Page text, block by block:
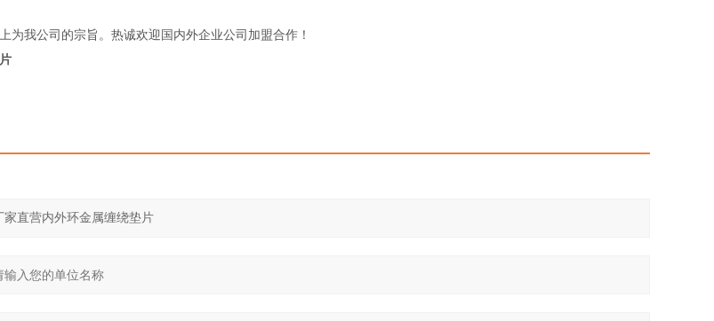
为我公司的宗旨。热诚欢迎国内外企业公司加盟合作！